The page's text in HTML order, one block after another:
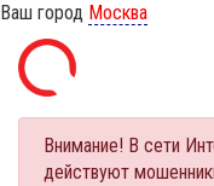
Ваш город Москва
Внимание! В сети
действуют